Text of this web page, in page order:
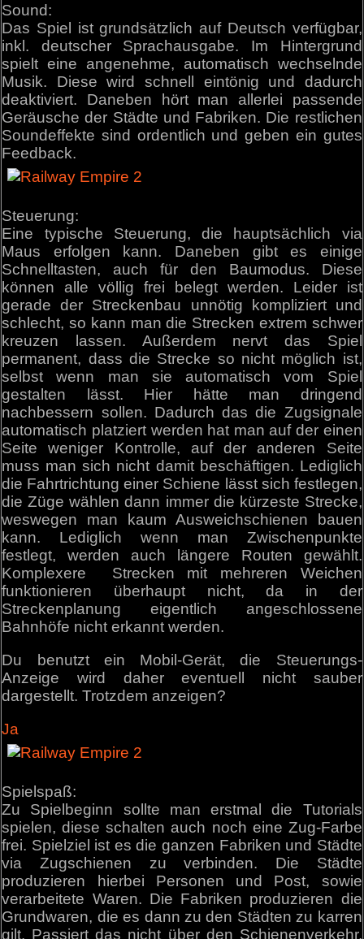
Sound:
Das Spiel ist grundsätzlich auf Deutsch verfügbar,
inkl. deutscher Sprachausgabe. Im Hintergrund
spielt eine angenehme, automatisch wechselnde
Musik. Diese wird schnell eintönig und dadurch
deaktiviert. Daneben hört man allerlei passende
Geräusche der Städte und Fabriken. Die restlichen
Soundeffekte sind ordentlich und geben ein gutes
Feedback.
Steuerung:
Eine typische Steuerung, die hauptsächlich via
Maus erfolgen kann. Daneben gibt es einige
Schnelltasten, auch für den Baumodus. Diese
können alle völlig frei belegt werden. Leider ist
gerade der Streckenbau unnötig kompliziert und
schlecht, so kann man die Strecken extrem schwer
kreuzen lassen. Außerdem nervt das Spiel
permanent, dass die Strecke so nicht möglich ist,
selbst wenn man sie automatisch vom Spiel
gestalten lässt. Hier hätte man dringend
nachbessern sollen. Dadurch das die Zugsignale
automatisch platziert werden hat man auf der einen
Seite weniger Kontrolle, auf der anderen Seite
muss man sich nicht damit beschäftigen. Lediglich
die Fahrtrichtung einer Schiene lässt sich festlegen,
die Züge wählen dann immer die kürzeste Strecke,
weswegen man kaum Ausweichschienen bauen
kann. Lediglich wenn man Zwischenpunkte
festlegt, werden auch längere Routen gewählt.
Komplexere Strecken mit mehreren Weichen
funktionieren überhaupt nicht, da in der
Streckenplanung eigentlich angeschlossene
Bahnhöfe nicht erkannt werden.
Du benutzt ein Mobil-Gerät, die Steuerungs-
Anzeige wird daher eventuell nicht sauber
dargestellt. Trotzdem anzeigen?
Ja
Spielspaß:
Zu Spielbeginn sollte man erstmal die Tutorials
spielen, diese schalten auch noch eine Zug-Farbe
frei. Spielziel ist es die ganzen Fabriken und Städte
via Zugschienen zu verbinden. Die Städte
produzieren hierbei Personen und Post, sowie
verarbeitete Waren. Die Fabriken produzieren die
Grundwaren, die es dann zu den Städten zu karren
gilt. Passiert das nicht über den Schienenverkehr,